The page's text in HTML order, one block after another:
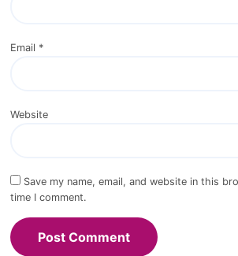
Email *
Website
Save my name, email, and website in this
time I comment.